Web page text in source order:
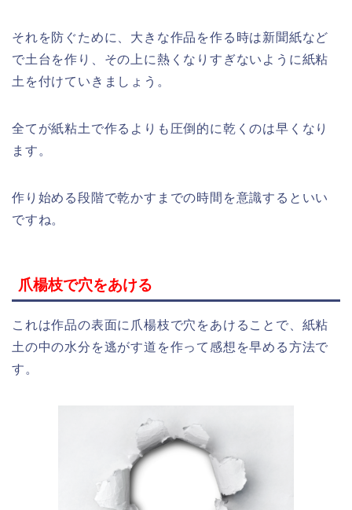
それを防ぐために、大きな作品を作る時は新聞紙など
で土台を作り、その上に熱くなりすぎないように紙粘
土を付けていきましょう。
全てが紙粘土で作るよりも圧倒的に乾くのは早くなり
ます。
作り始める段階で乾かすまでの時間を意識するといい
ですね。
爪楊枝で穴をあける
これは作品の表面に爪楊枝で穴をあけることで、紙粘
土の中の水分を逃がす道を作って感想を早める方法で
す。